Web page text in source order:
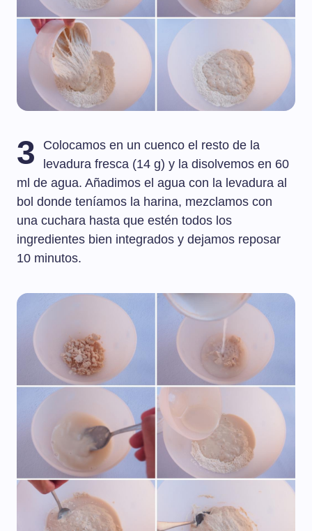
3
Colocamos en un cuenco el resto de la
levadura fresca (14 g) y la disolvemos en 60
ml de agua. Añadimos el agua con la levadura al
bol donde teníamos la harina, mezclamos con
una cuchara hasta que estén todos los
ingredientes bien integrados y dejamos reposar
10 minutos.